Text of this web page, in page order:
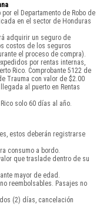
el Departamento de Robo de
en el sector de Honduras
adquirir un seguro de
costos de los seguros
el proceso de compra).
por rentas internas,
Rico. Comprobante 5122 de
Trauma con valor de $2.00
al puerto en Rentas
solo 60 días al año.
estos deberán registrarse
consumo a bordo.
que traslade dentro de su
mayor de edad.
reembolsables. Pasajes no
(2) días, cancelación